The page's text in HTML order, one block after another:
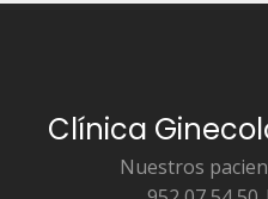
Clínica
Nuestros